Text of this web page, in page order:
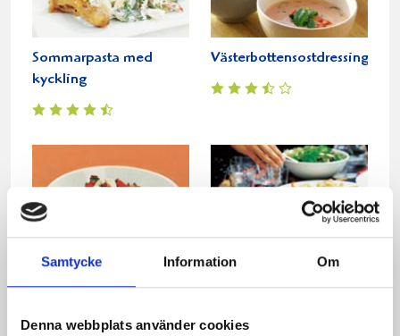
Samtycke Information Om
Denna webbplats använder cookies
Sommarpasta med
kyckling
Västerbottensostdressing
Pasta med lövbiff och
Kryddig köttfärspaj